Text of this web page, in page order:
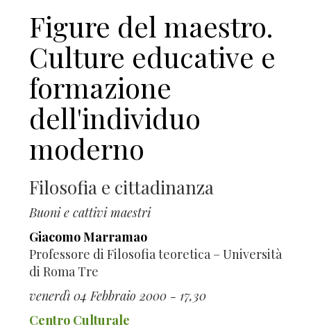
Figure del maestro.
Culture educative e
formazione
dell'individuo
moderno
Filosofia e cittadinanza
Buoni e cattivi maestri
Giacomo Marramao
Professore di Filosofia teoretica – Università
di Roma Tre
venerdì 04 Febbraio 2000 - 17,30
Centro Culturale